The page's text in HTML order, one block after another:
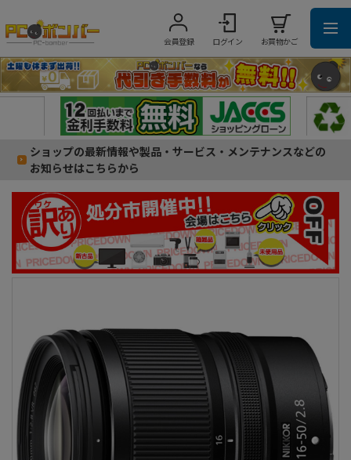
会員登録 ログイン お買物かご
ショップの最新情報や製品・サービス・メンテナンスなどの
お知らせはこちらから